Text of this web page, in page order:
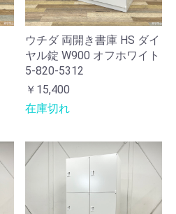
ウチダ 両開き書庫 HS ダイ
ヤル錠 W900 オフホワイト
5-820-5312
￥15,400
在庫切れ